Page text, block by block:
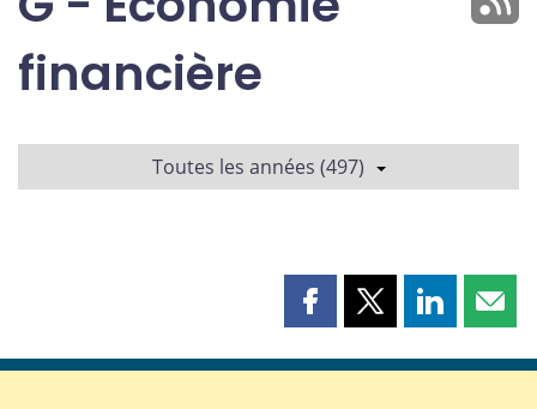
financière
Toutes les années (497)
Partager
page
Partager
page
Partager
page page